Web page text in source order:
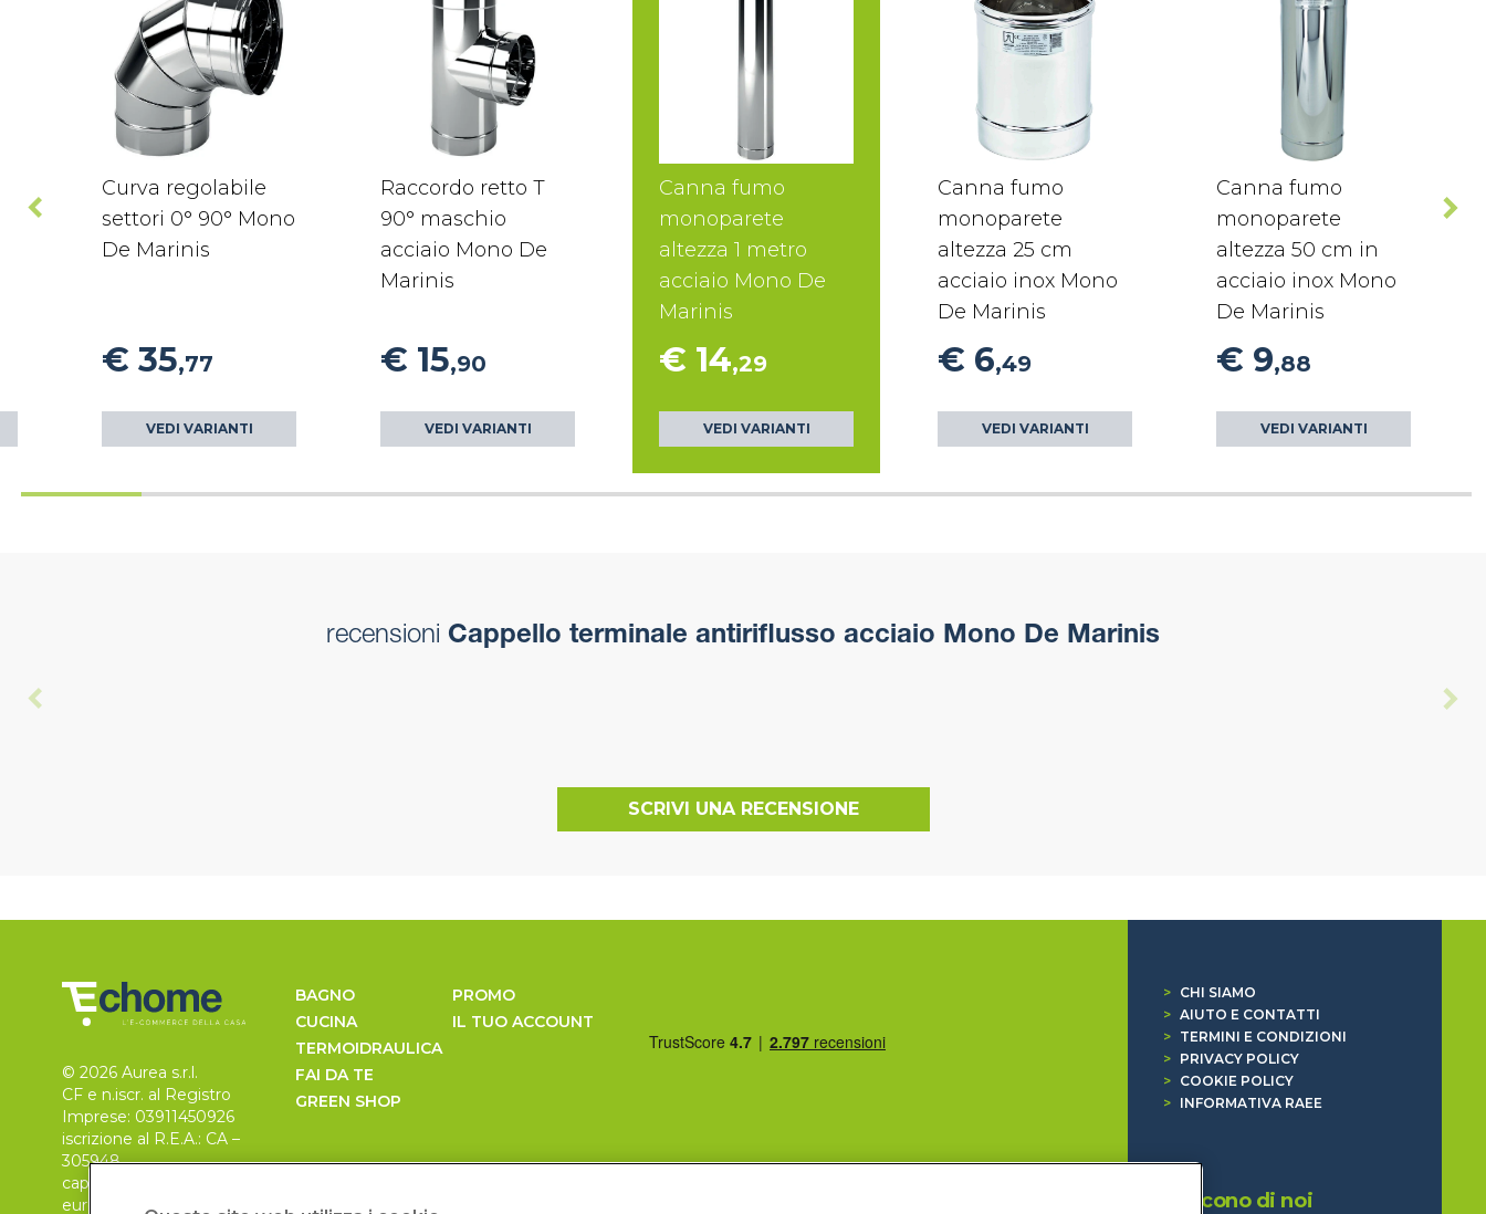
Curva regolabile
settori 0° 90° Mono
De Marinis
€ 35,77
VEDI VARIANTI
Raccordo retto T
90° maschio
acciaio Mono De
Marinis
€ 15,90
VEDI VARIANTI
Canna fumo
monoparete
altezza 1 metro
acciaio Mono De
Marinis
€ 14,29
VEDI VARIANTI
Canna fumo
monoparete
altezza 25 cm
acciaio inox Mono
De Marinis
€ 6,49
VEDI VARIANTI
Canna fumo
monoparete
altezza 50 cm in
acciaio inox Mono
De Marinis
€ 9,88
VEDI VARIANTI
recensioni Cappello terminale antiriflusso acciaio Mono De Marinis
SCRIVI UNA RECENSIONE
© 2026 Aurea s.r.l.
CF e n.iscr. al Registro
Imprese: 03911450926
iscrizione al R.E.A.: CA –
305948
capitale sociale 30.000
euro, i.v.
BAGNO
CUCINA
TERMOIDRAULICA
FAI DA TE
GREEN SHOP
PROMO
IL TUO ACCOUNT
>
CHI SIAMO
> AIUTO E CONTATTI
>
TERMINI E CONDIZIONI
>
PRIVACY POLICY
>
COOKIE POLICY
>
INFORMATIVA RAEE
Dicono di noi